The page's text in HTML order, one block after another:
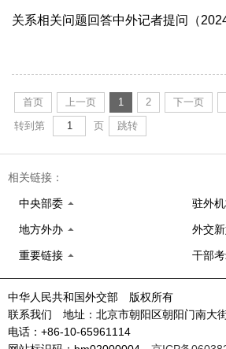
关系相关问题回答中外记者提问（
首页 上一页 1 2 下一页
转到第
页 跳转
相关链接：
中央部委 驻外
地方外办 外交
重要链接 干部
中华人民共和国外交部 版权所有
联系我们 地址：北京市朝阳区朝阳门南
电话：+86-10-65961114